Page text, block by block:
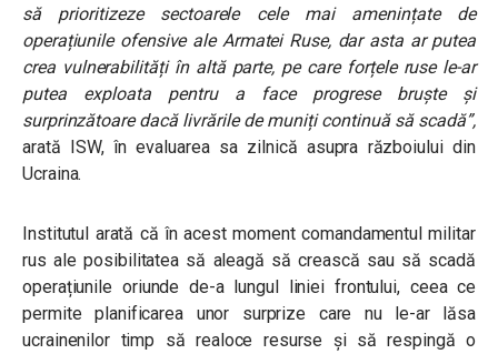
să prioritizeze sectoarele cele mai amenințate de
operațiunile ofensive ale Armatei Ruse, dar asta ar putea
crea vulnerabilități în altă parte, pe care forțele ruse le-ar
putea exploata pentru a face progrese bruște și
surprinzătoare dacă livrările de muniți continuă să scadă”,
arată ISW, în evaluarea sa zilnică asupra războiului din
Ucraina.
Institutul arată că în acest moment comandamentul militar
rus ale posibilitatea să aleagă să crească sau să scadă
operațiunile oriunde de-a lungul liniei frontului, ceea ce
permite planificarea unor surprize care nu le-ar lăsa
ucrainenilor timp să realoce resurse și să respingă o